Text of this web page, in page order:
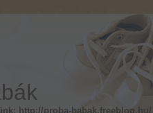
http://proba-babak.freeblog.hu/